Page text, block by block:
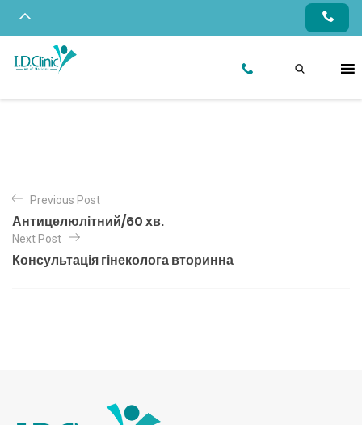
Previous Post
Антицелюлітний/60 хв.
Next Post
Консультація гінеколога вторинна